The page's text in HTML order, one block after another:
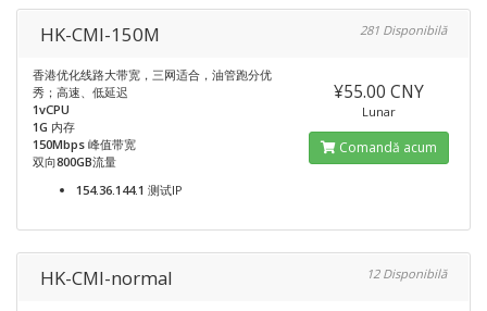
HK-CMI-150M 281 Disponibilă
香港优化线路大带宽，三网适合，油管跑分优
秀；高速、低延迟
1vCPU
1G 内存
150Mbps 峰值带宽
双向800GB流量
154.36.144.1 测试IP
¥55.00 CNY
Lunar
Comandă acum
HK-CMI-normal 12 Disponibilă